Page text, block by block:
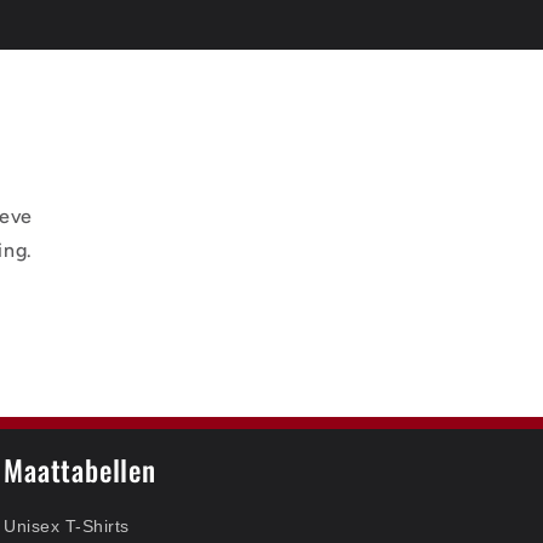
Maattabellen
Unisex T-Shirts